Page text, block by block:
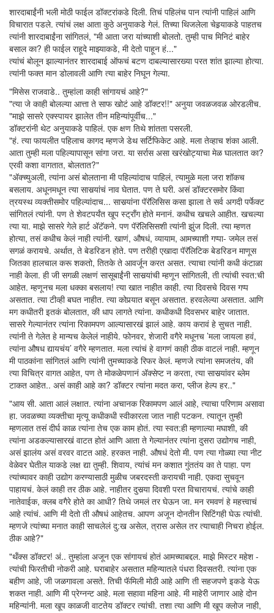
शारदाबाईंनी भली मोठी फाईल डॉक्टरांकडे दिली. तिचं पहिलंच पान त्यांनी पाहिलं आणि
विचारात पडले. त्यांचं लक्ष आता कुठे अनुयाकडे गेलं. तिच्या थिजलेला चेहर्‍याकडे पाहतच
त्यांनी शारदाबाईंना सांगितलं, "मी आता जरा यांच्याशी बोलतो. तुम्ही पाच मिनिटं बाहेर
बसाल का? ही फाईल राहूदे माझ्याकडे, मी देतो पाहून हं..."
त्यांचं बोलून झाल्यानंतर शारदाबाई ऑफचं बटण दाबल्यासारख्या परत शांत झाल्या होत्या.
त्यांनी फक्त मान डोलावली आणि त्या बाहेर निघून गेल्या.
"मिसेस राजवाडे.. तुम्हांला काही सांगायचं आहे?"
"त्या जे काही बोलल्या आत्ता ते साफ खोटं आहे डॉक्टर!!" अनुया जवळजवळ ओरडलीच.
"माझे सासरे एक्स्पायर झालेत तीन महिन्यांपूर्वीच..."
डॉक्टरांनी थेट अनुयाकडे पाहिलं. एक क्षण तिथे शांतता पसरली.
"हं. त्या फायलीत पहिलाच कागद म्हणजे डेथ सर्टिफिकेट आहे. मला तेव्हाच शंका आली.
आता तुम्ही मला पहिल्यापासून सांगा जरा. या सर्रास असा खरंखोट्याचा मेळ घालतात का?
एरवी कशा वागतात, बोलतात?"
"अ‍ॅक्च्युअली, त्यांना असं बोलताना मी पहिल्यांदाच पाहिलं, त्यामुळे मला जरा शॉकच
बसलाय. अधूनमधून त्या सासर्‍यांचं नाव घेतात. पण ते घरी. असं डॉक्टरसमोर किंवा
त्रयस्थ व्यक्तीसमोर पहिल्यांदाच... सासर्‍यांना पॅरॅलिसिस कसा झाला ते सर्व अगदी पर्फेक्ट
सांगितलं त्यांनी. पण ते शेवटपर्यंत खूप स्ट्राँग होते मनानं. कधीच खचले आहीत. खचल्या
त्या या. माझे सासरे गेले हार्ट अ‍ॅटॅकने. पण पॅरॅलिसिसशी त्यांनी झुंज दिली. त्या म्हणत
होत्या, तसं कधीच केलं नाही त्यांनी. खाणं, औषधं, व्यायाम, आमच्याशी गप्पा- जमेल तसं
सगळं करायचे. अर्थात, ते बेडरिडन होते. पण तरीही एखादा पॅरॅलिटिक बेडरिडन माणूस
जितका हालचाल करू शकतो, तितके ते आवर्जून करत असत. त्याचा त्यांनी कधी कंटाळा
नाही केला. ही जी सगळी लक्षणं सासूबाईंनी सासर्‍यांची म्हणून सांगितली, ती त्यांची स्वत:ची
आहेत. म्हणूनच मला धक्का बसलाय! त्या खात नाहीत काही. त्या दिवसचे दिवस गप्प
असतात. त्या टीव्ही बघत नाहीत. त्या कोपर्‍यात बसून असतात. हरवलेल्या असतात. आणि
मग कधीतरी इतकं बोलतात, की धाप लागते त्यांना. कधीकधी दिवसभर बाहेर जातात.
सासरे गेल्यानंतर त्यांना रिकामपण आल्यासारखं झालं आहे. काय करावं हे सुचत नाही.
त्यांनी ते गेलेत हे मान्यच केलेलं नाहीये. फोनवर, शेजारी वगैरे मधूनच ’मला जायला हवं,
त्यांना औषध द्यायचंय’ वगैरे म्हणतात. मला त्यांचं हे वागणं काही ठीक वाटलं नाही. म्हणून
मी पाठकांना सांगितलं आणि त्यांनी तुमच्याकडे रिफर केलं. म्हणजे त्यांना समजतंय, की
त्या विचित्र वागत आहेत, पण ते मोकळेपणानं अ‍ॅक्सेप्ट न करता, त्या सासर्‍यांवर ब्लेम
टाकत आहेत.. असं काही आहे का? डॉक्टर त्यांना मदत करा, प्लीज हेल्प हर.."
"आय सी. आता आलं लक्षात. त्यांना अचानक रिकामपण आलं आहे, त्याचा परिणाम असावा
हा. जवळच्या व्यक्तीचा मृत्यू कधीकधी स्वीकारला जात नाही पटकन. त्यातून तुम्ही
म्हणलात तसं दीर्घ काळ त्यांना तेच एक काम होतं. त्या स्वत:ही म्हणाल्या मघाशी, की
त्यांना अडकल्यासारखं वाटत होतं आणि आता ते गेल्यानंतर त्यांना दुसरा उद्योगच नाही,
असं झालंय असं वरवर वाटत आहे. हरकत नाही. औषधं देतो मी. पण त्या गोळ्या त्या नीट
वेळेवर घेतील याकडे लक्ष द्या तुम्ही. शिवाय, त्यांचं मन कशात गुंततंय का ते पाहा. पण
त्यांच्यावर काही उद्योग करण्यासाठी मुळीच जबरदस्ती करायची नाही. एकदा सुचवून
पाहायचं. केलं काही तर ठीक आहे. नाहीतर दुसर्‍या दिवशी परत विचारायचं. त्यांचे काही
नातेवाईक, क्लब वगैरे होते का आधी? तिथे जमलं तर घेऊन जा. मन रमवणं हे महत्त्वाचं
आहे त्यांचं. आणि मी देतो ती औषधं आहेतच. आपण अजून दोनतीन सिटिंगही घेऊ त्यांची.
म्हणजे त्यांच्या मनात काही साचलेलं दु:ख असेल, त्रास असेल तर त्याचाही निचरा होईल.
ठीक आहे?"
"थँक्स डॉक्टर! अं.. तुम्हांला अजून एक सांगायचं होतं आमच्याबद्दल. माझे मिस्टर महेश -
त्यांची फिरतीची नोकरी आहे. घराबाहेर असतात महिन्यातले पंधरा दिवसतरी. त्यांना एक
बहीण आहे, जी जळगावला असते. तिची फॅमिली मोठी आहे आणि ती सहजपणे इकडे येऊ
शकत नाही. आणि मी प्रेग्नन्ट आहे. मला सहावा महिना आहे. मी माहेरी जाणार आहे दोन
महिन्यांनी. मला खूप काळजी वाटतेय डॉक्टर त्यांची. तशा त्या आणि मी खूप क्लोज नाही,